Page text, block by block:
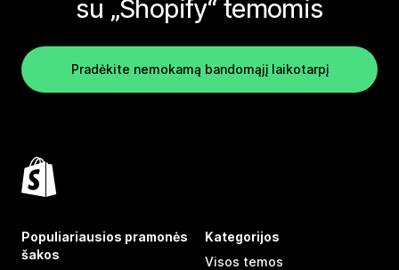
su „Shopify“ temomis
Pradėkite nemokamą bandomąjį laikotarpį
Populiariausios pramonės
šakos
Kategorijos
Visos temos